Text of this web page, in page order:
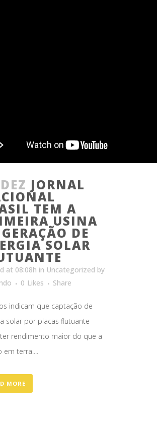
JORNAL
TEM A
USINA
DE
SOLAR
at 08:08h in Uncategorized by
0 Likes Share
indicam que captação de
solar por placas flutuante
rendimento maior do que a
em terra....
MORE